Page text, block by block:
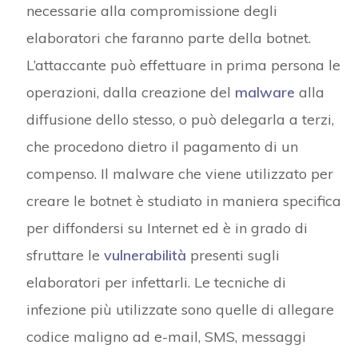
necessarie alla compromissione degli
elaboratori che faranno parte della botnet.
L’attaccante può effettuare in prima persona le
operazioni, dalla creazione del malware alla
diffusione dello stesso, o può delegarla a terzi,
che procedono dietro il pagamento di un
compenso. Il malware che viene utilizzato per
creare le botnet è studiato in maniera specifica
per diffondersi su Internet ed è in grado di
sfruttare levulnerabilità presenti sugli
elaboratori per infettarli. Le tecniche di
infezione più utilizzate sono quelle di allegare
codice maligno ad e-mail, SMS, messaggi